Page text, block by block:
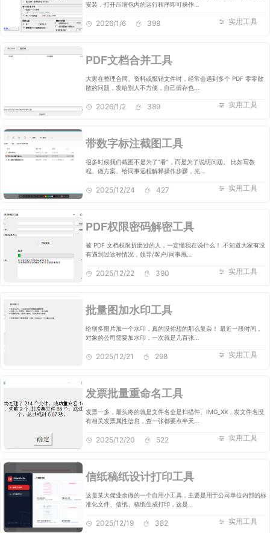
安装，打开压缩包内的运行程序即可操作…
实用工具
2026/1/6 398
PDF文档合并工具
大家在整理合同、资料或报销文件时，经常会遇到多个 PDF 零零散
散的问题，发给别人不方便，自己留存也…
实用工具
2026/1/2 389
带数字标注截图工具
很多时候我们截图不是为了“看”，而是为了说明问题。 比如写教
程、做方案、给同事远程解释操作步骤，光…
实用工具
2025/12/24 427
PDF权限密码解密工具
被 PDF 文档权限折磨过的人，一定懂我在说什么！ 不知道大家有没
有遇到过这种情况，领导/客户/同事甩…
实用工具
2025/12/22 390
批量图加水印工具
给很多图片加一个水印，真的没你想的那么复杂！ 最近一段时间，
对象的公司需要加水印，一次就是几百张…
实用工具
2025/12/21 298
发票批量重命名工具
发票一多，最头疼的就是文件名全是扫描件、IMG_XX，发文件名没
有相关发票属性信息，查一张都要点半天…
实用工具
2025/12/20 522
信纸稿纸设计打印工具
这是某大佬业余做的一个自用小工具，主要是用于公司单位内部的标
准化文件、信纸、稿纸生成打印，这是…
实用工具
2025/12/19 382